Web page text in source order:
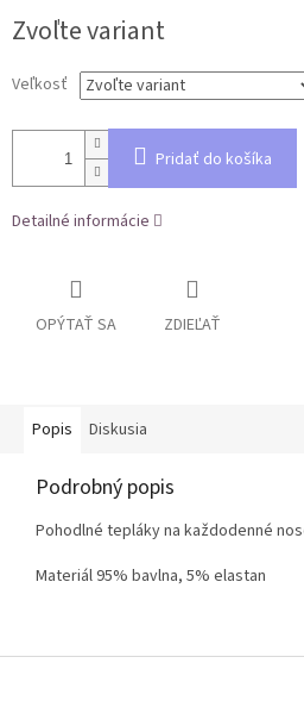
cena:
Zvoľte variant
Veľkosť
Pridať do košíka
Detailné informácie
OPÝTAŤ SA ZDIEĽAŤ
Popis Diskusia
Podrobný popis
Pohodlné tepláky na každodenné
Materiál 95% bavlna, 5% elastan
Z